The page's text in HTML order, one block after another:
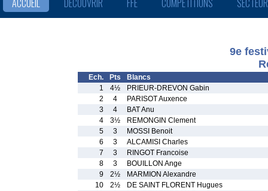
ACCUEIL DÉCOUVRIR FFE COMPÉTITIONS
9e
Ech. Pts
Blancs
1
4½
PRIEUR-DREVON Gabin
2
4
PARISOT Auxence
3
4
BAT Anu
4
3½
REMONGIN Clement
5
3
MOSSI Benoit
6
3
ALCAMISI Charles
7
3
RINGOT Francoise
8
3
BOUILLON Ange
9
2½
MARMION Alexandre
10
2½
DE SAINT FLORENT Hugues